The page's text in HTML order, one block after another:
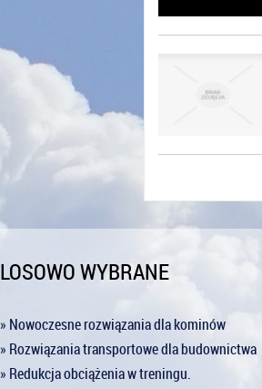
LOSOWO WYBRANE
» Nowoczesne rozwiązania dla kominów
» Rozwiązania transportowe dla budownictwa
» Redukcja obciążenia w treningu.